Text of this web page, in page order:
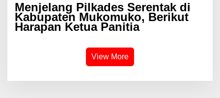
Menjelang Pilkades Serentak di
Kabupaten Mukomuko, Berikut
Harapan Ketua Panitia
View More